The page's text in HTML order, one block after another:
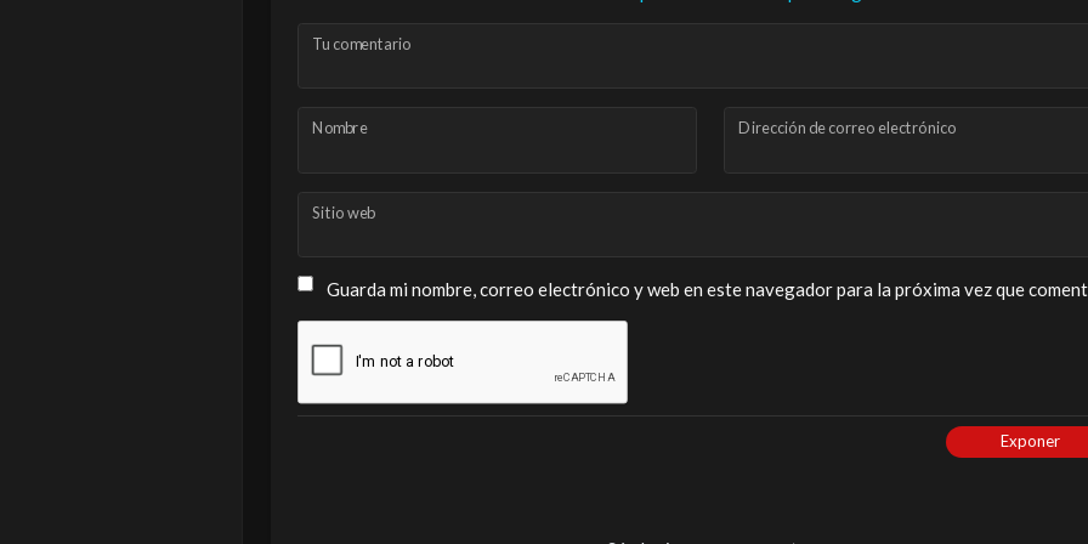
Tu comentario
Nombre Dirección de correo electrónico
Sitio web
Guarda mi nombre, correo electrónico y web en este navegador para la próxima vez que
Exponer